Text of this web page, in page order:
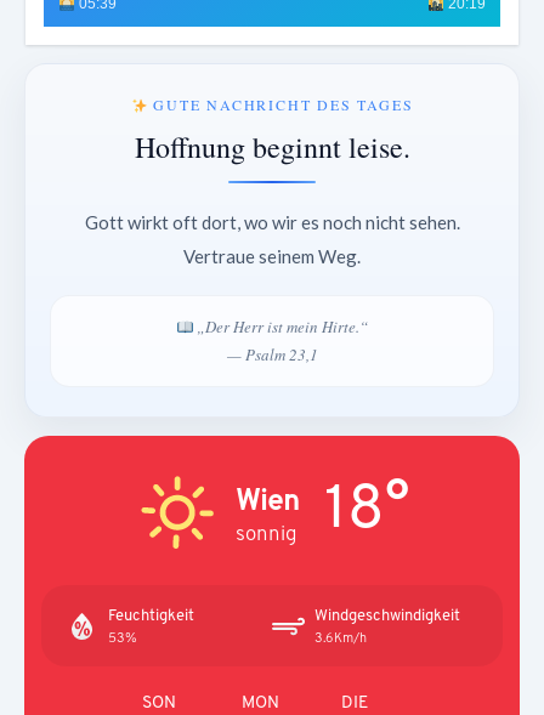
05:39
20:19
GUTE NACHRICHT DES TAGES
Hoffnung beginnt leise.
Gott wirkt oft dort, wo wir es noch nicht sehen.
Vertraue seinem Weg.
„Der Herr ist mein Hirte.“
— Psalm 23,1
Wien
sonnig 18°
Feuchtigkeit
53%
Windgeschwindigkeit
3.6Km/h
SON MON DIE